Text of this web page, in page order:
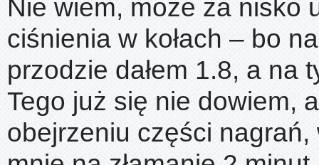
Nie wiem, może za nisko
ciśnienia w kołach – bo
przodzie dałem 1.8, a na
Tego już się nie dowiem,
obejrzeniu części nagrań,